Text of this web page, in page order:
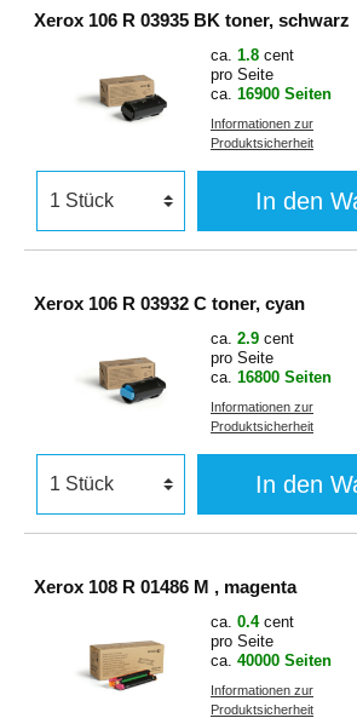
Xerox 106 R 03935 BK toner, schwarz
ca. 1.8 cent
pro Seite
ca. 16900 Seiten
Informationen zur
Produktsicherheit
In den
Xerox 106 R 03932 C toner, cyan
ca. 2.9 cent
pro Seite
ca. 16800 Seiten
Informationen zur
Produktsicherheit
In den
Xerox 108 R 01486 M , magenta
ca. 0.4 cent
pro Seite
ca. 40000 Seiten
Informationen zur
Produktsicherheit